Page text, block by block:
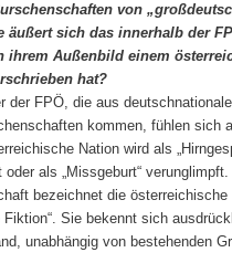
von
äußert sich das innerhalb der
ihrem Außenbild einem
hat?
der FPÖ, die aus
kommen, fühlen sich
Nation wird als
oder als „Missgeburt“
bezeichnet die österreichische
Fiktion“. Sie bekennt sich
unabhängig von bestehenden